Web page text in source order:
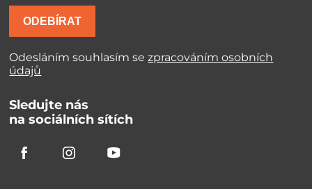
ODEBÍRAT
Odesláním souhlasím sezpracováním osobních
údajů
Sledujte nás
na sociálních sítích